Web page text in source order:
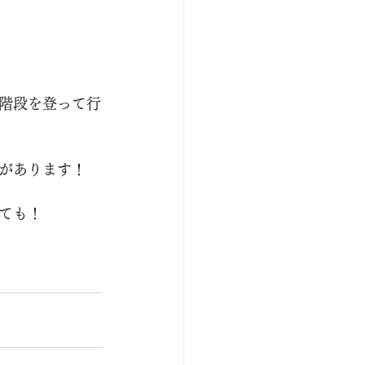
段を登って行
あります！
も！